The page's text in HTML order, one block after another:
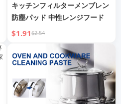
キッチンフィルターメンブレン
防塵パッド 中性レンジフード
$1.91$2.54